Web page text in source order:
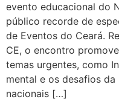
evento educacional do
público recorde de
de Eventos do Ceará.
CE, o encontro
temas urgentes, como
mental e os desafios
nacionais […]